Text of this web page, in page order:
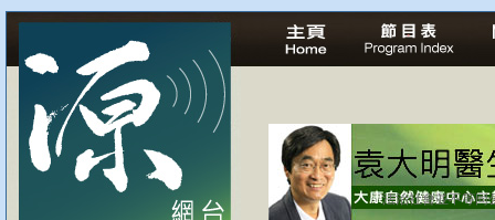
自家教育合法化-